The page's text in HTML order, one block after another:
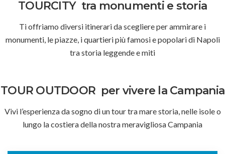
TOURCITY tra monumenti e storia
Ti offriamo diversi itinerari da scegliere per ammirare i
monumenti, le piazze, i quartieri più famosi e popolari di Napoli
tra storia leggende e miti
TOUR OUTDOOR per vivere la Campania
Vivi l’esperienza da sogno di un tour tra mare storia, nelle isole o
lungo la costiera della nostra meravigliosa Campania